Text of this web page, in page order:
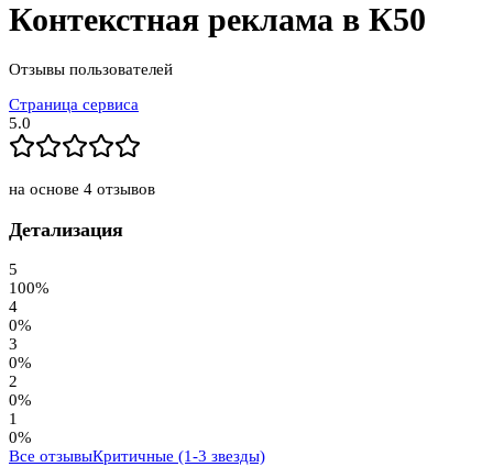
Контекстная реклама в К50
Отзывы пользователей
Страница сервиса
5.0
на основе 4 отзывов
Детализация
5
100%
4
0%
3
0%
2
0%
1
0%
Все отзывыКритичные (1-3 звезды)